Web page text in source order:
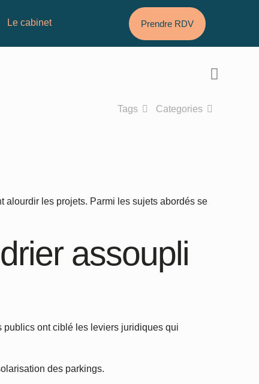
Le cabinet Prendre RDV
Categories
Tags
alourdir les projets. Parmi les sujets abordés se
assoupli
publics ont ciblé les leviers juridiques qui
des parkings.